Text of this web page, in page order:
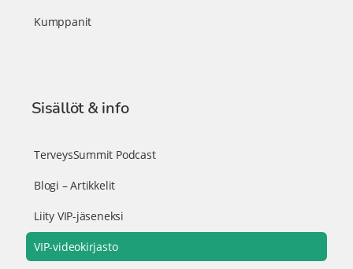
Kumppanit
Sisällöt & info
TerveysSummit Podcast
Blogi – Artikkelit
Liity VIP-jäseneksi
VIP-videokirjasto